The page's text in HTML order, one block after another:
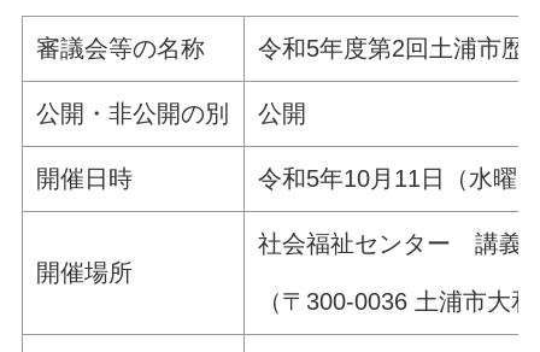
審議会等の名称 令和5年度第2回土浦市歴
公開・非公開の別 公開
開催日時 令和5年10月11日（水曜
開催場所
社会福祉センター 講義
（〒300-0036 土浦市大